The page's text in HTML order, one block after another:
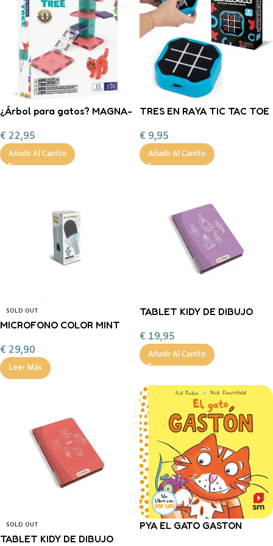
¿Árbol para gatos? MAGNA-
€ 22,95
Añadir Al Carrito
TRES EN RAYA TIC TAC TOE
€ 9,95
Añadir Al Carrito
SOLD OUT
MICROFONO COLOR MINT
€ 29,90
Leer Más
TABLET KIDY DE DIBUJO
€ 19,95
Añadir Al Carrito
SOLD OUT
TABLET KIDY DE DIBUJO
PYA EL GATO GASTON